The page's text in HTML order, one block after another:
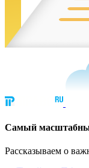
Cамый
Рассказываем о